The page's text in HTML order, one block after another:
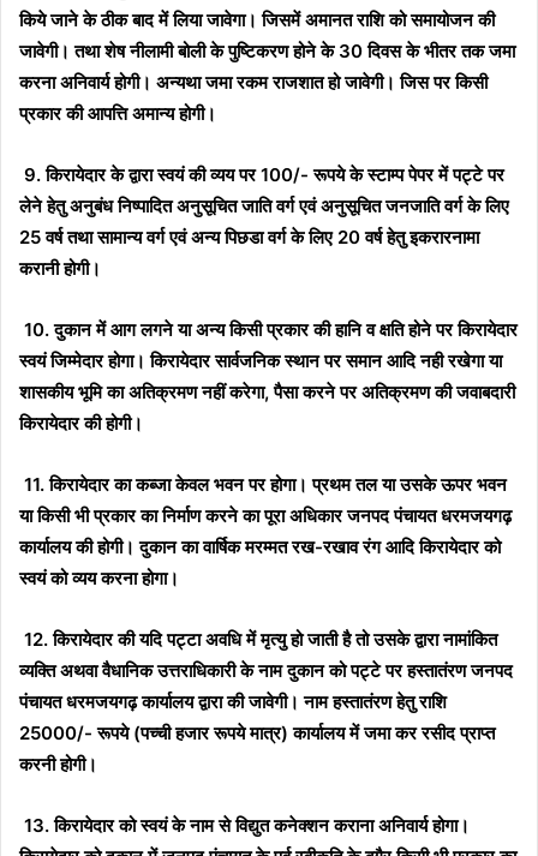
किये जाने के ठीक बाद में लिया जावेगा। जिसमें अमानत राशि को समायोजन की
जावेगी। तथा शेष नीलामी बोली के पुष्टिकरण होने के 30 दिवस के भीतर तक जमा
करना अनिवार्य होगी। अन्यथा जमा रकम राजशात हो जावेगी। जिस पर किसी
प्रकार की आपत्ति अमान्य होगी।
9. किरायेदार के द्वारा स्वयं की व्यय पर 100/- रूपये के स्टाम्प पेपर में पट्टे पर
लेने हेतु अनुबंध निष्पादित अनुसूचित जाति वर्ग एवं अनुसूचित जनजाति वर्ग के लिए
25 वर्ष तथा सामान्य वर्ग एवं अन्य पिछडा वर्ग के लिए 20 वर्ष हेतु इकरारनामा
करानी होगी।
10. दुकान में आग लगने या अन्य किसी प्रकार की हानि व क्षति होने पर किरायेदार
स्वयं जिम्मेदार होगा। किरायेदार सार्वजनिक स्थान पर समान आदि नही रखेगा या
शासकीय भूमि का अतिक्रमण नहीं करेगा, पैसा करने पर अतिक्रमण की जवाबदारी
किरायेदार की होगी।
11. किरायेदार का कब्जा केवल भवन पर होगा। प्रथम तल या उसके ऊपर भवन
या किसी भी प्रकार का निर्माण करने का पूरा अधिकार जनपद पंचायत धरमजयगढ़
कार्यालय की होगी। दुकान का वार्षिक मरम्मत रख-रखाव रंग आदि किरायेदार को
स्वयं को व्यय करना होगा।
12. किरायेदार की यदि पट्टा अवधि में मृत्यु हो जाती है तो उसके द्वारा नामांकित
व्यक्ति अथवा वैधानिक उत्तराधिकारी के नाम दुकान को पट्टे पर हस्तातंरण जनपद
पंचायत धरमजयगढ़ कार्यालय द्वारा की जावेगी। नाम हस्तातंरण हेतु राशि
25000/- रूपये (पच्ची हजार रूपये मात्र) कार्यालय में जमा कर रसीद प्राप्त
करनी होगी।
13. किरायेदार को स्वयं के नाम से विद्युत कनेक्शन कराना अनिवार्य होगा।